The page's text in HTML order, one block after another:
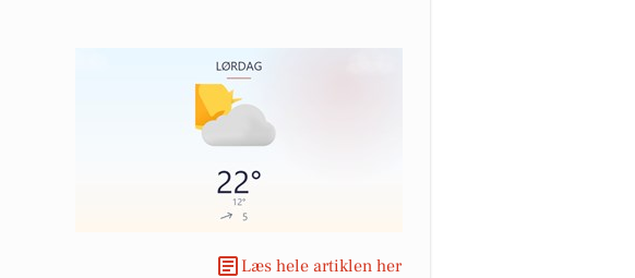
Læs hele artiklen her